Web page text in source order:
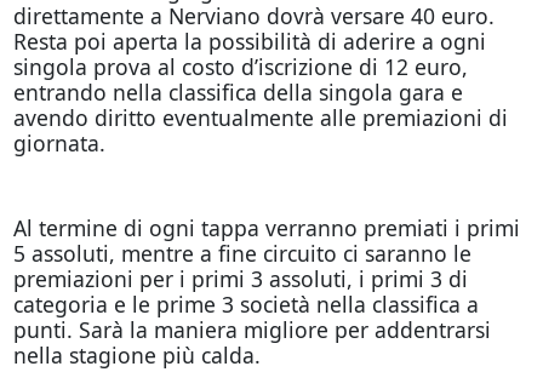
direttamente a Nerviano dovrà versare 40 euro.
Resta poi aperta la possibilità di aderire a ogni
singola prova al costo d’iscrizione di 12 euro,
entrando nella classifica della singola gara e
avendo diritto eventualmente alle premiazioni di
giornata.
Al termine di ogni tappa verranno premiati i primi
5 assoluti, mentre a fine circuito ci saranno le
premiazioni per i primi 3 assoluti, i primi 3 di
categoria e le prime 3 società nella classifica a
punti. Sarà la maniera migliore per addentrarsi
nella stagione più calda.